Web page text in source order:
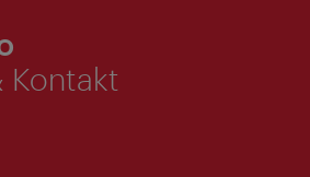
Kontakt